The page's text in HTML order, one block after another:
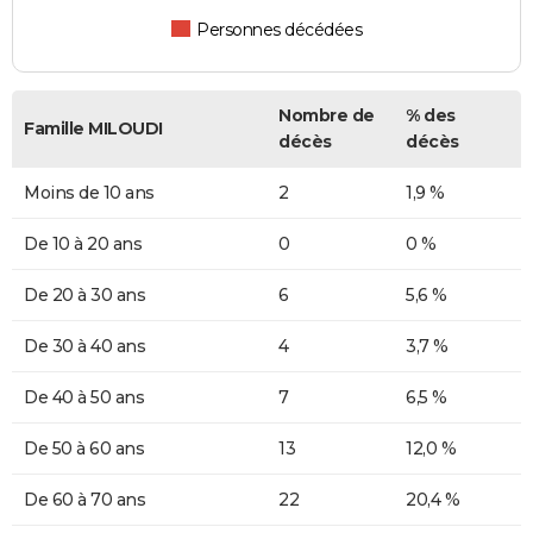
Personnes décédées
Famille MILOUDI
Nombre de
décès
% des
décès
Moins de 10 ans 2 1,9 %
De 10 à 20 ans 0 0 %
De 20 à 30 ans 6 5,6 %
De 30 à 40 ans 4 3,7 %
De 40 à 50 ans 7 6,5 %
De 50 à 60 ans 13 12,0 %
De 60 à 70 ans 22 20,4 %